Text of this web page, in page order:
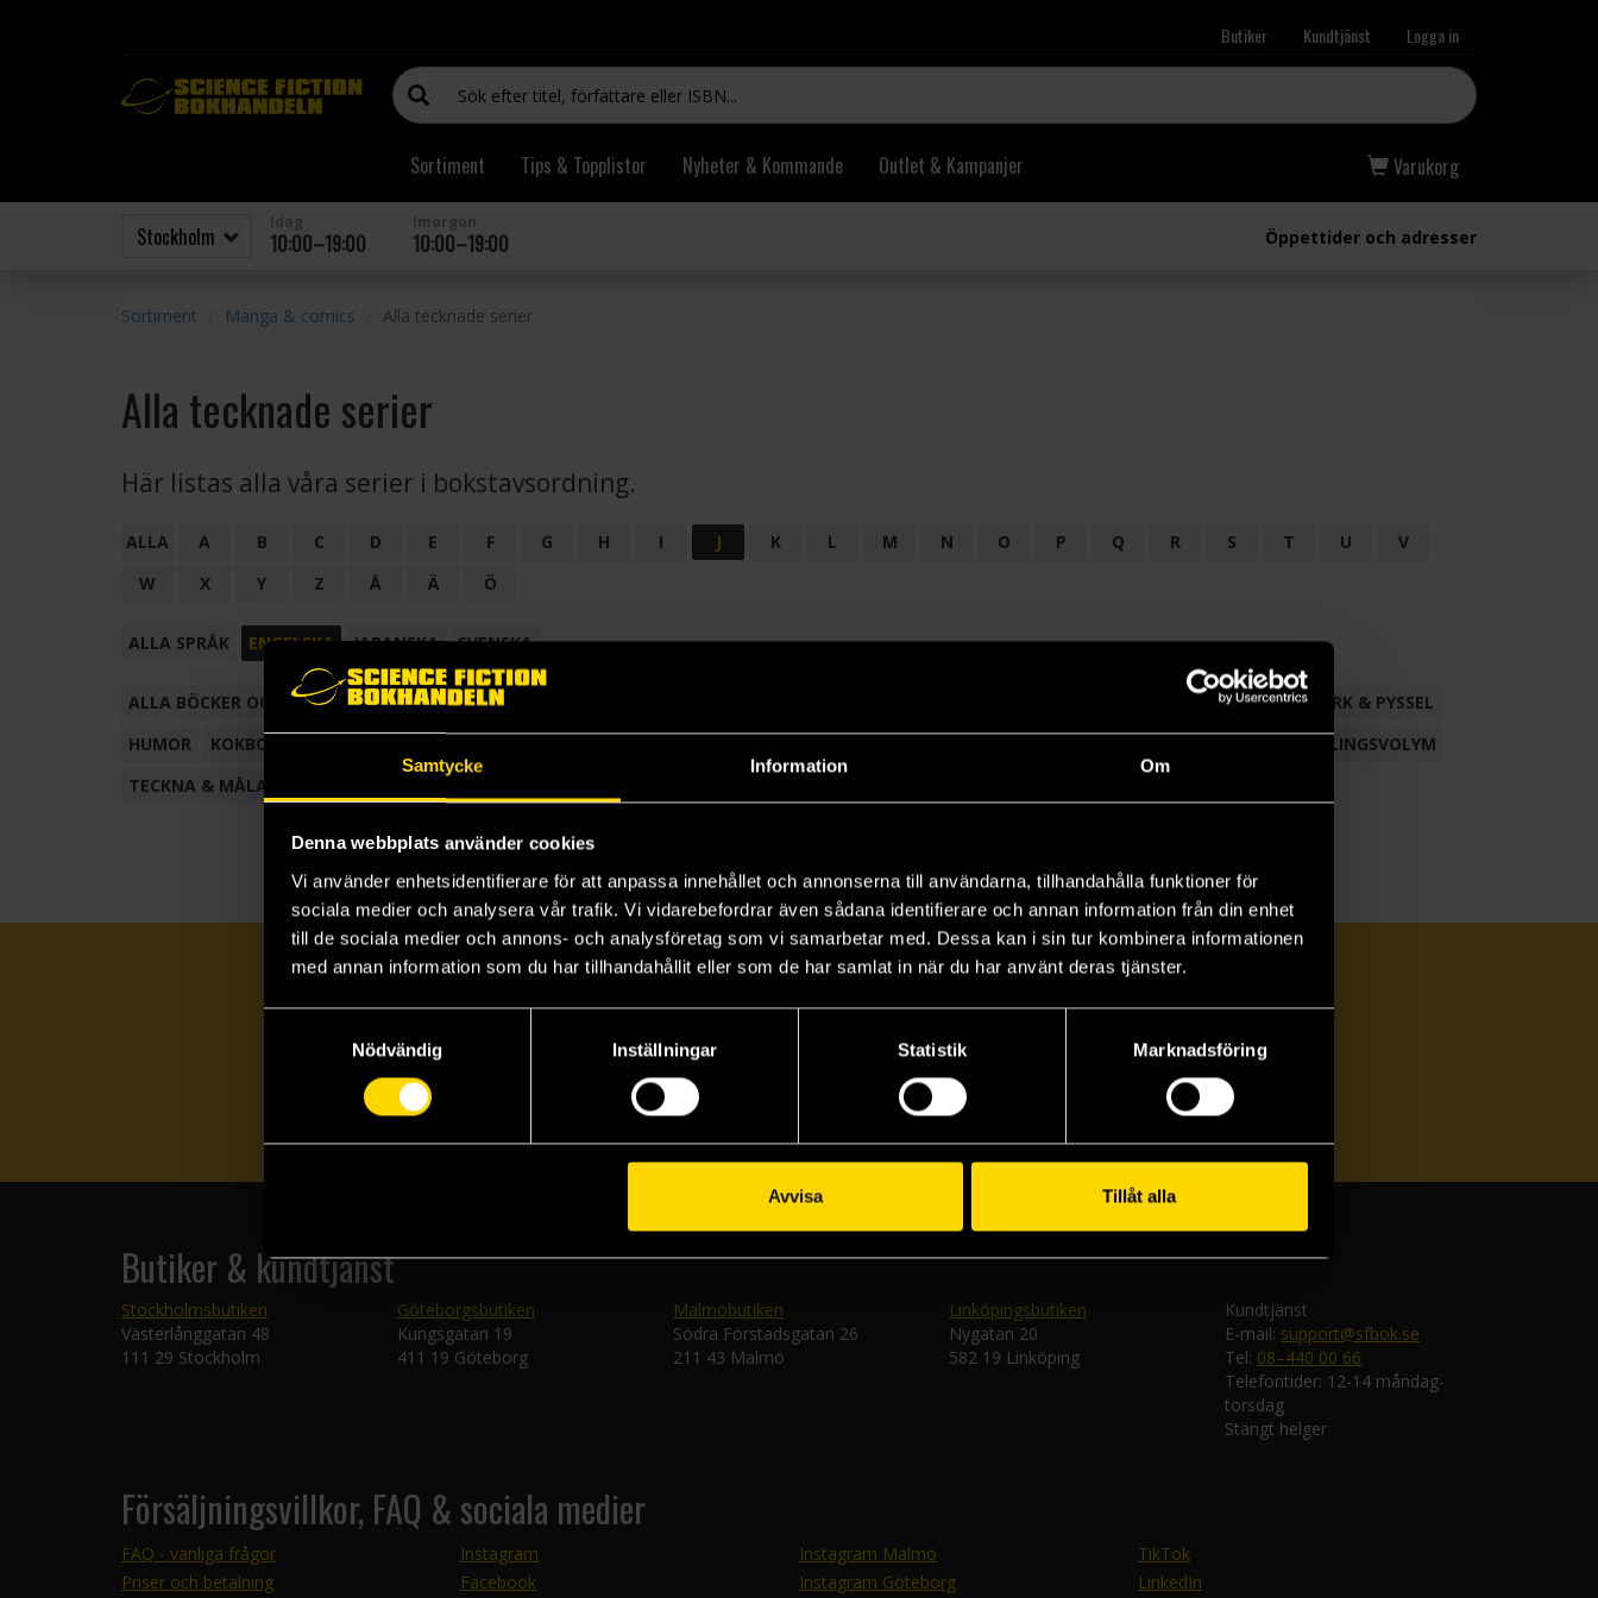
Samtycke Information Om
Denna webbplats använder cookies
Vi använder enhetsidentifierare för att anpassa innehållet och annonserna till användarna, tillhandahålla funktioner för
sociala medier och analysera vår trafik. Vi vidarebefordrar även sådana identifierare och annan information från din enhet
till de sociala medier och annons- och analysföretag som vi samarbetar med. Dessa kan i sin tur kombinera informationen
med annan information som du har tillhandahållit eller som de har samlat in när du har använt deras tjänster.
Nödvändig
Inställningar Statistik Marknadsföring
Avvisa Tillåt alla
Butiker Kundtjänst Logga in
Sortiment Tips & Topplistor Nyheter & Kommande Outlet & Kampanjer Varukorg
10:00–19:00 10:00–19:00 Öppettider och adresser
Sortiment Manga & comics Alla tecknade serier
Alla tecknade serier
Här listas alla våra serier i bokstavsordning.
ALLA A B C D E F G H I J K L M N O P Q R S T U
V
W
X Y Z Å Ä Ö
ALLA SPRÅK ENGELSKA JAPANSKA SVENSKA
ALLA BÖCKER OCH TECKNADE SERIER ANTOLOGI FACKLITTERATUR
HANTVERK & PYSSEL
HUMOR
KOKBOK
SAMLINGSVOLYM
TECKNA & MÅLA
Prenumerera på vårt nyhetsbrev
Butiker & kundtjänst
Stockholmsbutiken
Västerlånggatan 48
111 29 Stockholm
Göteborgsbutiken
Kungsgatan 19
411 19 Göteborg
Malmöbutiken
Södra Förstadsgatan 26
211 43 Malmö
Linköpingsbutiken
Nygatan 20
582 19 Linköping
Kundtjänst
E-mail: support@sfbok.se
Tel: 08–440 00 66
Telefontider: 12-14 måndag-
torsdag
Stängt helger
Försäljningsvillkor, FAQ & sociala medier
FAQ - vanliga frågor
Priser och betalning
Instagram
Facebook
Instagram Malmö
Instagram Göteborg
TikTok
LinkedIn